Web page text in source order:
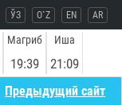
ЎЗ O`Z EN AR
Магриб
19:39
Иша
21:09
Предыдущий сайт